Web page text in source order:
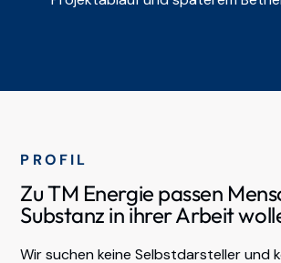
PROFIL
Zu TM Energie passen
Substanz in ihrer Arbeit
Wir suchen keine Selbstdarsteller und